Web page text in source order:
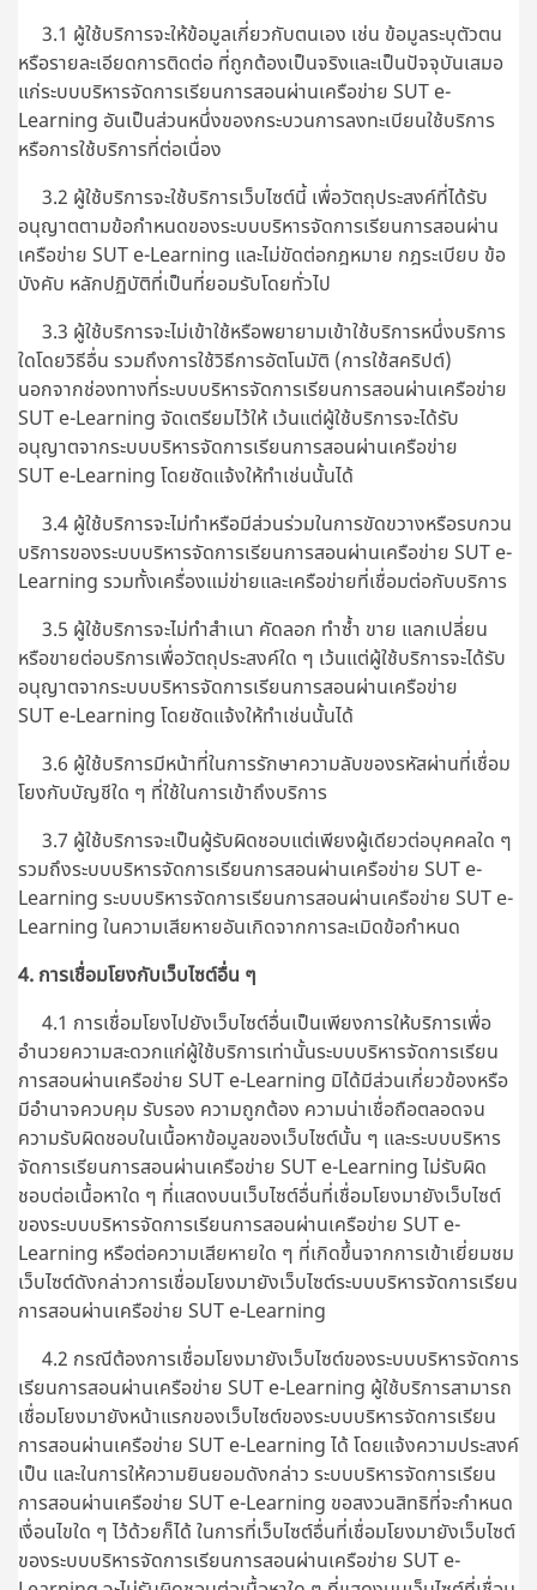
3.1 ผู้ใช้บริการจะให้ข้อมูลเกี่ยวกับตนเอง เช่น ข้อมูลระบุตัวตน
หรือรายละเอียดการติดต่อ ที่ถูกต้องเป็นจริงและเป็นปัจจุบันเสมอ
แก่ระบบบริหารจัดการเรียนการสอนผ่านเครือข่าย SUT e-
Learning อันเป็นส่วนหนึ่งของกระบวนการลงทะเบียนใช้บริการ
หรือการใช้บริการที่ต่อเนื่อง
3.2 ผู้ใช้บริการจะใช้บริการเว็บไซต์นี้ เพื่อวัตถุประสงค์ที่ได้รับ
อนุญาตตามข้อกำหนดของระบบบริหารจัดการเรียนการสอนผ่าน
เครือข่าย SUT e-Learning และไม่ขัดต่อกฎหมาย กฎระเบียบ ข้อ
บังคับ หลักปฏิบัติที่เป็นที่ยอมรับโดยทั่วไป
3.3 ผู้ใช้บริการจะไม่เข้าใช้หรือพยายามเข้าใช้บริการหนึ่งบริการ
ใดโดยวิธีอื่น รวมถึงการใช้วิธีการอัตโนมัติ (การใช้สคริปต์)
นอกจากช่องทางที่ระบบบริหารจัดการเรียนการสอนผ่านเครือข่าย
SUT e-Learning จัดเตรียมไว้ให้ เว้นแต่ผู้ใช้บริการจะได้รับ
อนุญาตจากระบบบริหารจัดการเรียนการสอนผ่านเครือข่าย
SUT e-Learning โดยชัดแจ้งให้ทำเช่นนั้นได้
3.4 ผู้ใช้บริการจะไม่ทำหรือมีส่วนร่วมในการขัดขวางหรือรบกวน
บริการของระบบบริหารจัดการเรียนการสอนผ่านเครือข่าย SUT e-
Learning รวมทั้งเครื่องแม่ข่ายและเครือข่ายที่เชื่อมต่อกับบริการ
3.5 ผู้ใช้บริการจะไม่ทำสำเนา คัดลอก ทำซ้ำ ขาย แลกเปลี่ยน
หรือขายต่อบริการเพื่อวัตถุประสงค์ใด ๆ เว้นแต่ผู้ใช้บริการจะได้รับ
อนุญาตจากระบบบริหารจัดการเรียนการสอนผ่านเครือข่าย
SUT e-Learning โดยชัดแจ้งให้ทำเช่นนั้นได้
3.6 ผู้ใช้บริการมีหน้าที่ในการรักษาความลับของรหัสผ่านที่เชื่อม
โยงกับบัญชีใด ๆ ที่ใช้ในการเข้าถึงบริการ
3.7 ผู้ใช้บริการจะเป็นผู้รับผิดชอบแต่เพียงผู้เดียวต่อบุคคลใด ๆ
รวมถึงระบบบริหารจัดการเรียนการสอนผ่านเครือข่าย SUT e-
Learning ระบบบริหารจัดการเรียนการสอนผ่านเครือข่าย SUT e-
Learning ในความเสียหายอันเกิดจากการละเมิดข้อกำหนด
4. การเชื่อมโยงกับเว็บไซต์อื่น ๆ
4.1 การเชื่อมโยงไปยังเว็บไซต์อื่นเป็นเพียงการให้บริการเพื่อ
อำนวยความสะดวกแก่ผู้ใช้บริการเท่านั้นระบบบริหารจัดการเรียน
การสอนผ่านเครือข่าย SUT e-Learning มิได้มีส่วนเกี่ยวข้องหรือ
มีอำนาจควบคุม รับรอง ความถูกต้อง ความน่าเชื่อถือตลอดจน
ความรับผิดชอบในเนื้อหาข้อมูลของเว็บไซต์นั้น ๆ และระบบบริหาร
จัดการเรียนการสอนผ่านเครือข่าย SUT e-Learning ไม่รับผิด
ชอบต่อเนื้อหาใด ๆ ที่แสดงบนเว็บไซต์อื่นที่เชื่อมโยงมายังเว็บไซต์
ของระบบบริหารจัดการเรียนการสอนผ่านเครือข่าย SUT e-
Learning หรือต่อความเสียหายใด ๆ ที่เกิดขึ้นจากการเข้าเยี่ยมชม
เว็บไซต์ดังกล่าวการเชื่อมโยงมายังเว็บไซต์ระบบบริหารจัดการเรียน
การสอนผ่านเครือข่าย SUT e-Learning
4.2 กรณีต้องการเชื่อมโยงมายังเว็บไซต์ของระบบบริหารจัดการ
เรียนการสอนผ่านเครือข่าย SUT e-Learning ผู้ใช้บริการสามารถ
เชื่อมโยงมายังหน้าแรกของเว็บไซต์ของระบบบริหารจัดการเรียน
การสอนผ่านเครือข่าย SUT e-Learning ได้ โดยแจ้งความประสงค์
เป็น และในการให้ความยินยอมดังกล่าว ระบบบริหารจัดการเรียน
การสอนผ่านเครือข่าย SUT e-Learning ขอสงวนสิทธิที่จะกำหนด
เงื่อนไขใด ๆ ไว้ด้วยก็ได้ ในการที่เว็บไซต์อื่นที่เชื่อมโยงมายังเว็บไซต์
ของระบบบริหารจัดการเรียนการสอนผ่านเครือข่าย SUT e-